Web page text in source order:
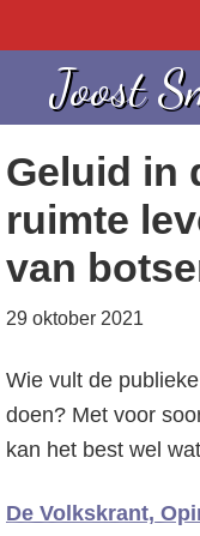
n
g
n
a
r
d
e
o
p
o
c
o
e
n
n
g
n
a
r
d
e
e
Joost
Geluid in
ruimte
van
29 oktober 2021
Wie vult de
doen? Met voor
kan het best wel
De Volkskrant,